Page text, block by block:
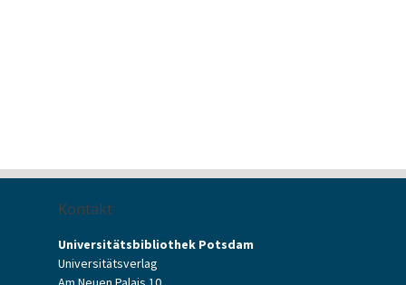
Kontakt
Universitätsbibliothek Potsdam
Universitätsverlag